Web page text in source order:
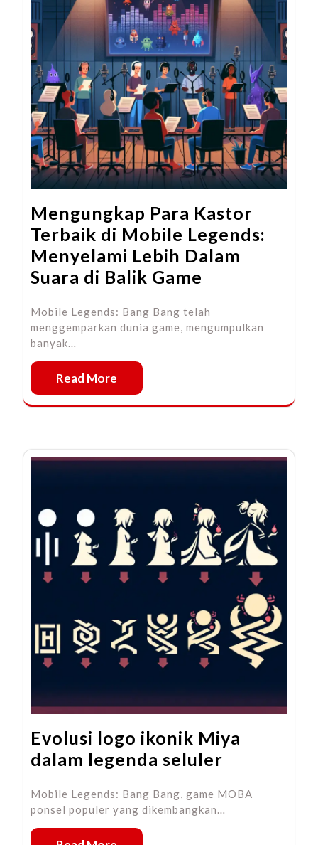
Mengungkap Para Kastor
Terbaik di Mobile Legends:
Menyelami Lebih Dalam
Suara di Balik Game
Mobile Legends: Bang Bang telah
menggemparkan dunia game, mengumpulkan
banyak…
Read More
Evolusi logo ikonik Miya
dalam legenda seluler
Mobile Legends: Bang Bang, game MOBA
ponsel populer yang dikembangkan…